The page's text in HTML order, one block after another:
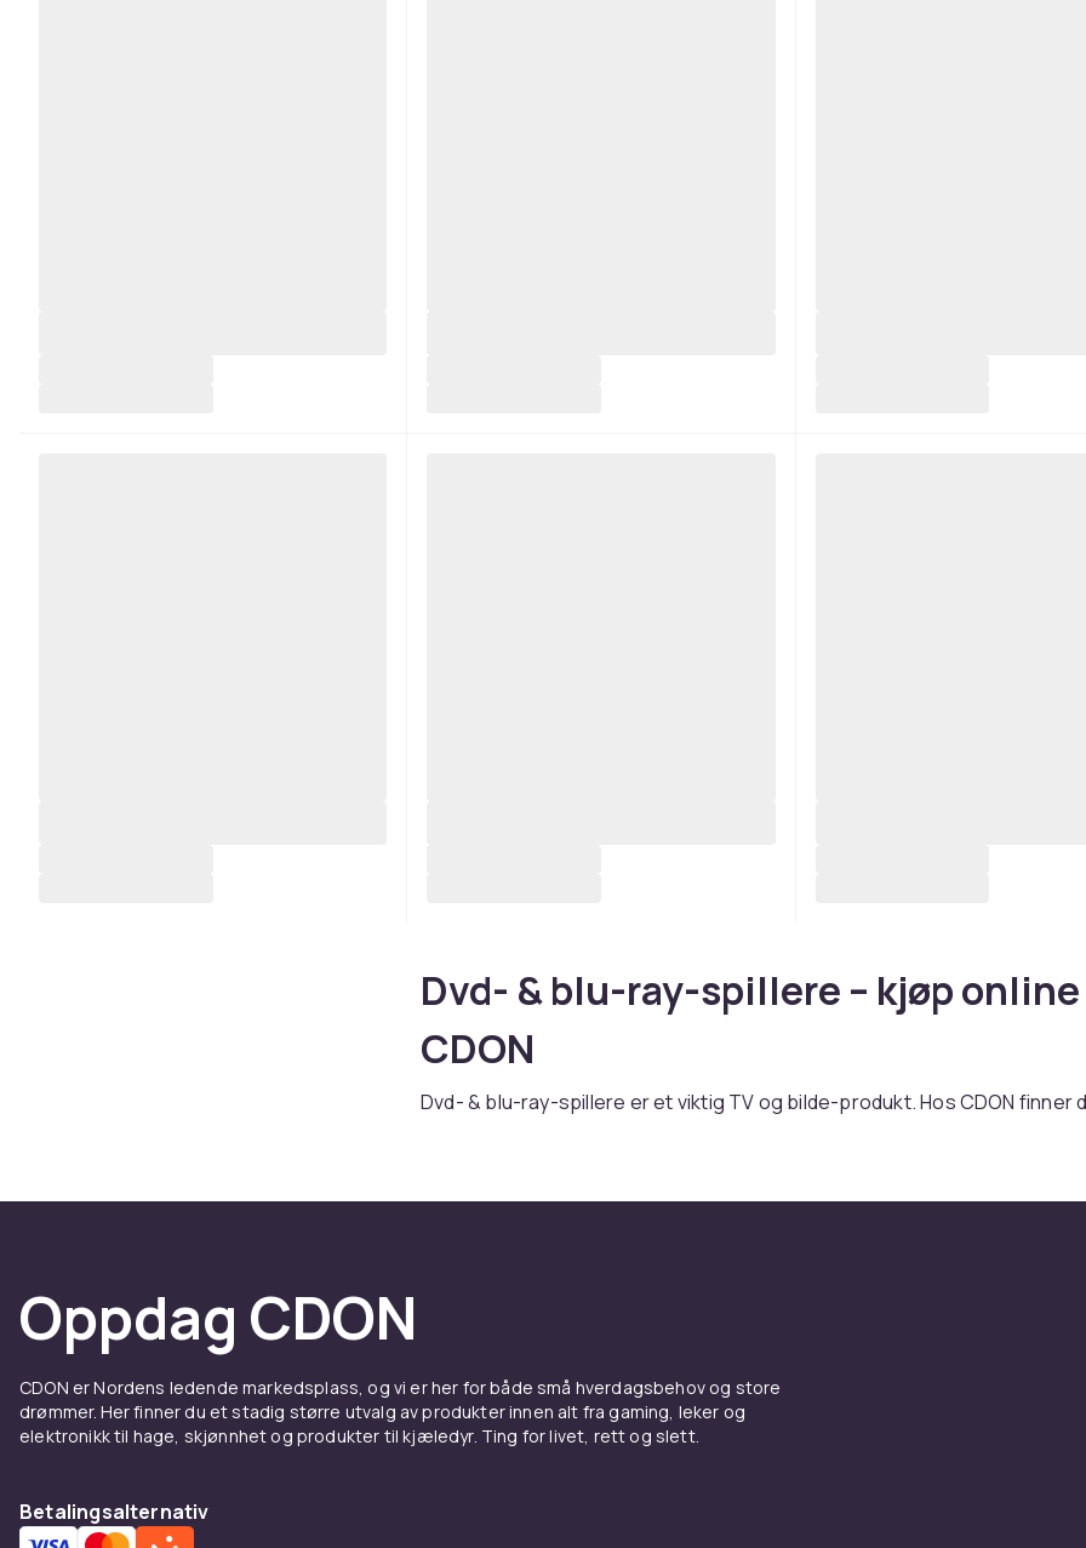
Dvd- & blu-ray-spillere – kjøp
CDON
Dvd- & blu-ray-spillere er et viktig TV og bilde-produkt. Hos CDON finner
Velg dvd- & blu-ray-spillere basert på dine behov. Kontroller
Sammenlign produkter og les kundeanmeldelser for det beste kjøpet.
produkter leveres med garanti.
Oppdag CDON
CDON er Nordens ledende markedsplass, og vi er her for både små hverdagsbehov og store
drømmer. Her finner du et stadig større utvalg av produkter innen alt fra gaming, leker og
elektronikk til hage, skjønnhet og produkter til kjæledyr. Ting for livet, rett og slett.
Betalingsalternativ